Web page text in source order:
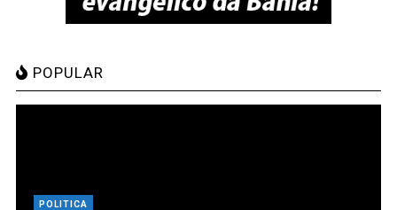
POPULAR
POLITICA